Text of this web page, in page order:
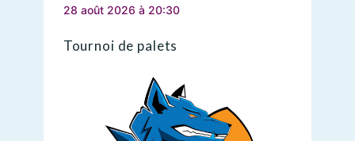
28 août 2026 à 20:30
Tournoi de palets